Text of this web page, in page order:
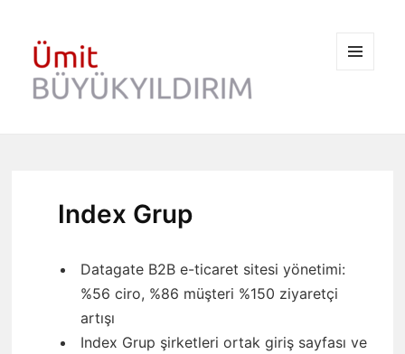
Index Grup
Datagate B2B e-ticaret sitesi yönetimi:
%56 ciro, %86 müşteri %150 ziyaretçi
artışı
Index Grup şirketleri ortak giriş sayfası ve